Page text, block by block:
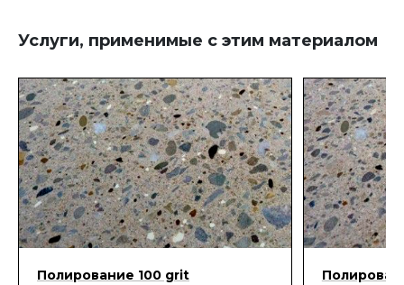
Услуги, применимые с этим материалом
Полирование 100 grit